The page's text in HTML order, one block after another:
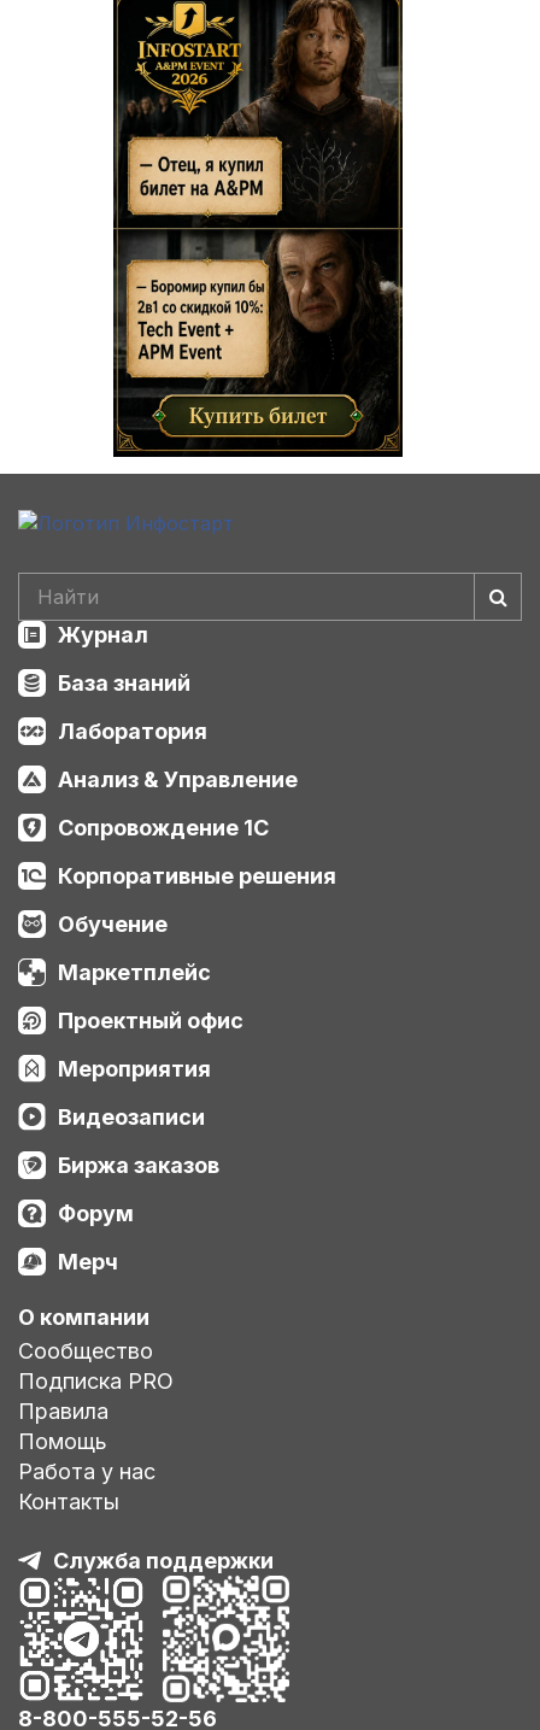
Журнал
База знаний
Лаборатория
Анализ & Управление
Сопровождение 1С
Корпоративные решения
Обучение
Маркетплейс
Проектный офис
Мероприятия
Видеозаписи
Биржа заказов
Форум
Мерч
О компании
Сообщество
Подписка PRO
Правила
Помощь
Работа у нас
Контакты
Служба поддержки
8-800-555-52-56